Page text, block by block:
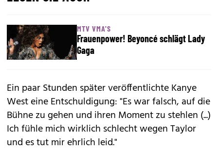
MTV VMA'S
Frauenpower! Beyoncé schlägt Lady
Gaga
Ein paar Stunden später veröffentlichte Kanye
West eine Entschuldigung: "Es war falsch, auf die
Bühne zu gehen und ihren Moment zu stehlen (...)
Ich fühle mich wirklich schlecht wegen Taylor
und es tut mir ehrlich leid."